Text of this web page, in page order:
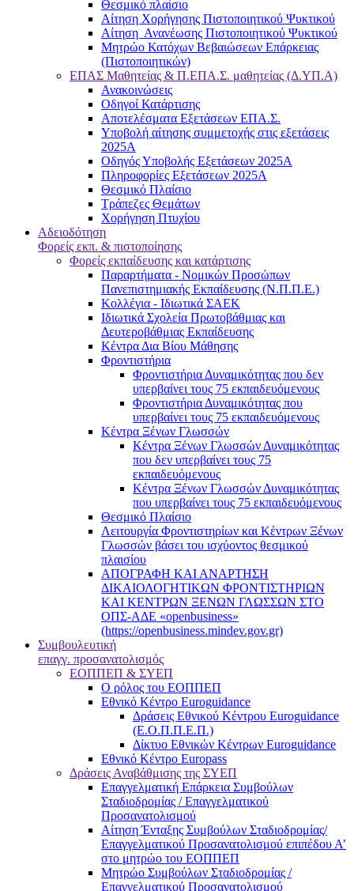
Θεσμικό πλαίσιο
Αίτηση Χορήγησης Πιστοποιητικού Ψυκτικού
Αίτηση Ανανέωσης Πιστοποιητικού Ψυκτικού
Μητρώο Κατόχων Βεβαιώσεων Επάρκειας
(Πιστοποιητικών)
ΕΠΑΣ Μαθητείας & Π.ΕΠΑ.Σ. μαθητείας (Δ.ΥΠ.Α)
Ανακοινώσεις
Oδηγοί Κατάρτισης
Αποτελέσματα Εξετάσεων ΕΠΑ.Σ.
Υποβολή αίτησης συμμετοχής στις εξετάσεις
2025Α
Οδηγός Υποβολής Εξετάσεων 2025A
Πληροφορίες Εξετάσεων 2025Α
Θεσμικό Πλαίσιο
Τράπεζες Θεμάτων
Χορήγηση Πτυχίου
Αδειοδότηση
Φορείς εκπ. & πιστοποίησης
Φορείς εκπαίδευσης και κατάρτισης
Παραρτήματα - Νομικών Προσώπων
Πανεπιστημιακής Εκπαίδευσης (Ν.Π.Π.Ε.)
Κολλέγια - Ιδιωτικά ΣΑΕΚ
Ιδιωτικά Σχολεία Πρωτοβάθμιας και
Δευτεροβάθμιας Εκπαίδευσης
Κέντρα Δια Βίου Μάθησης
Φροντιστήρια
Φροντιστήρια Δυναμικότητας που δεν
υπερβαίνει τους 75 εκπαιδευόμενους
Φροντιστήρια Δυναμικότητας που
υπερβαίνει τους 75 εκπαιδευόμενους
Κέντρα Ξένων Γλωσσών
Kέντρα Ξένων Γλωσσών Δυναμικότητας
που δεν υπερβαίνει τους 75
εκπαιδευόμενους
Kέντρα Ξένων Γλωσσών Δυναμικότητας
που υπερβαίνει τους 75 εκπαιδευόμενους
Θεσμικό Πλαίσιο
Λειτουργία Φροντιστηρίων και Κέντρων Ξένων
Γλωσσών βάσει του ισχύοντος θεσμικού
πλαισίου
ΑΠΟΓΡΑΦΗ ΚΑΙ ΑΝΑΡΤΗΣΗ
ΔΙΚΑΙΟΛΟΓΗΤΙΚΩΝ ΦΡΟΝΤΙΣΤΗΡΙΩΝ
ΚΑΙ ΚΕΝΤΡΩΝ ΞΕΝΩΝ ΓΛΩΣΣΩΝ ΣΤΟ
ΟΠΣ-ΑΔΕ «openbusiness»
(https://openbusiness.mindev.gov.gr)
Συμβουλευτική
επαγγ. προσανατολισμός
ΕΟΠΠΕΠ & ΣΥΕΠ
Ο ρόλος του ΕΟΠΠΕΠ
Εθνικό Κέντρο Euroguidance
Δράσεις Εθνικού Κέντρου Euroguidance
(Ε.Ο.Π.Π.Ε.Π.)
Δίκτυο Εθνικών Κέντρων Euroguidance
Εθνικό Κέντρο Europass
Δράσεις Αναβάθμισης της ΣΥΕΠ
Επαγγελματική Επάρκεια Συμβούλων
Σταδιοδρομίας / Επαγγελματικού
Προσανατολισμού
Αίτηση Ένταξης Συμβούλων Σταδιοδρομίας/
Επαγγελματικού Προσανατολισμού επιπέδου Α’
στο μητρώο του ΕΟΠΠΕΠ
Μητρώο Συμβούλων Σταδιοδρομίας /
Επαγγελματικού Προσανατολισμού